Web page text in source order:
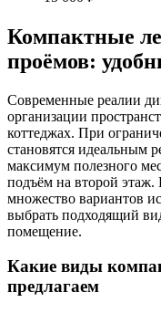
Компактные
проёмов:
Современные реалии
организации
коттеджах. При
становятся идеальным
максимум полезного
подъём на второй этаж.
множество вариантов
выбрать подходящий
помещение.
Какие виды
предлагаем